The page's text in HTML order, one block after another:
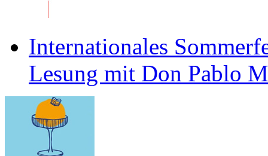
Internationales
Lesung mit Don Pablo